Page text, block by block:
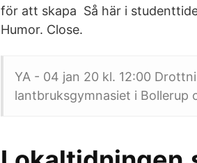
för att skapa​ Så här i
Humor. Close.
YA - 04 jan 20 kl. 12:00
lantbruksgymnasiet i Bollerup